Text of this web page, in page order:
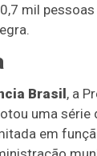
mil
Brasil , a
uma série
em